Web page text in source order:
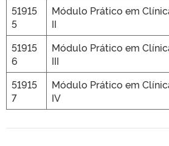
51915
5
Módulo Prático em
II
51915
6
Módulo Prático em
III
51915
7
Módulo Prático em
IV